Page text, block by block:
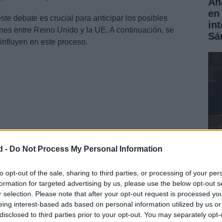
- Do Not Process My Personal Information
opt-out of the sale, sharing to third parties, or processing of your
for targeted advertising by us, please use the below opt-out
selection. Please note that after your opt-out request is processed
interest-based ads based on personal information utilized by us
to third parties prior to your opt-out. You may separately
debate es crucial para anticipar los posibles
entre Reino Unido y la UE. A continuación, se
en este proceso.
entre Reino Unido y la UE son diversos y
políticaes un factor importante. La salida de
comoBrexitgeneró incertidumbre y descontento en